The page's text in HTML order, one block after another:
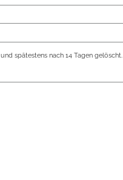
spätestens nach 14 Tagen gelöscht.